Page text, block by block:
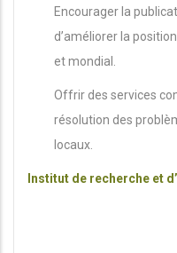
Encourager la
d’améliorer la
et mondial.
Offrir des services
résolution des
locaux.
Institut de recherche et